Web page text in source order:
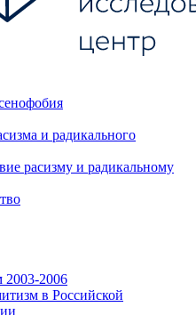
и радикального
расизму и радикальному
2003-2006
в Российской